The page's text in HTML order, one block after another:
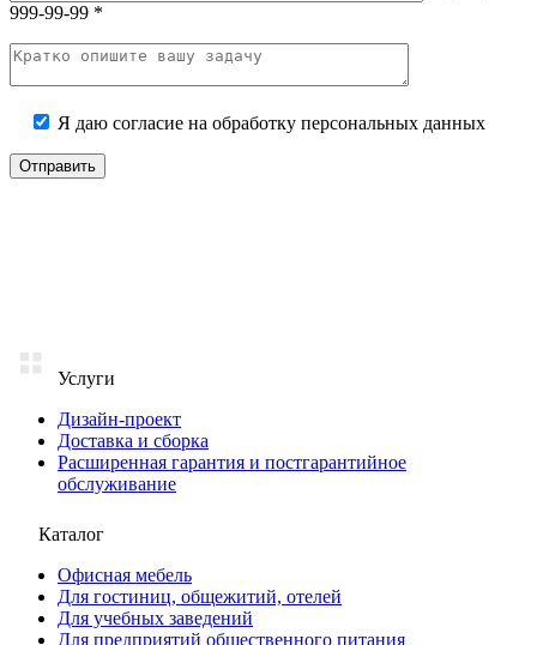
999-99-99 *
Я даю согласие на обработку персональных данных
Услуги
Дизайн-проект
Доставка и сборка
Расширенная гарантия и постгарантийное
обслуживание
Каталог
Офисная мебель
Для гостиниц, общежитий, отелей
Для учебных заведений
Для предприятий общественного питания